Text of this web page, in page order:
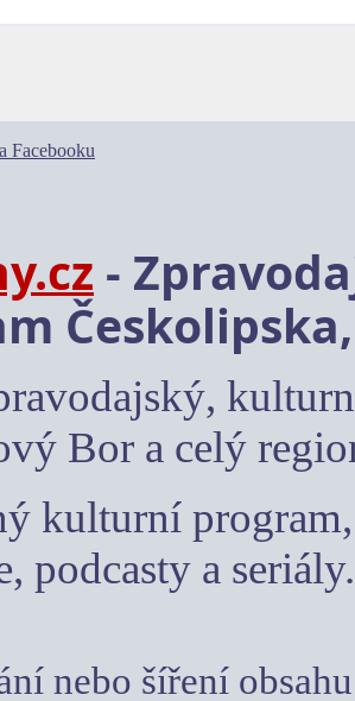
Facebooku
-
Bor a celý
kulturní
podcasty a seriály.
nebo šíření